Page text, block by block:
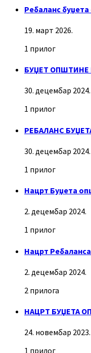
Ребаланс
19. март 2026.
1 прилог
БУЏЕТ ОПШТИНЕ
30. децембар 2024.
1 прилог
РЕБАЛАНС
30. децембар 2024.
1 прилог
Нацрт Буџета
2. децембар 2024.
1 прилог
Нацрт
2. децембар 2024.
2 прилога
НАЦРТ БУЏЕТА
24. новембар 2023.
1 прилог